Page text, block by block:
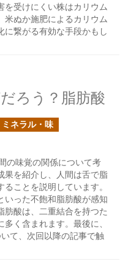
を受けにくい株はカリウム
米ぬか施肥によるカリウム
に繋がる有効な手段かもし
ろう？脂肪酸
ミネラル・味
の味覚の関係について考
果を紹介し、人間は舌で脂
ことを説明しています。
いった不飽和脂肪酸が感知
肪酸は、二重結合を持つた
く含まれます。最後に、
て、次回以降の記事で触